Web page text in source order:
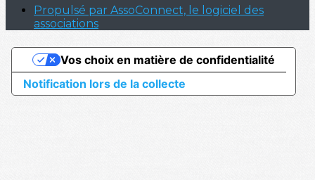
Propulsé par AssoConnect, le logiciel des
associations
Notification lors de la collecte
Vos choix en matière de confidentialité